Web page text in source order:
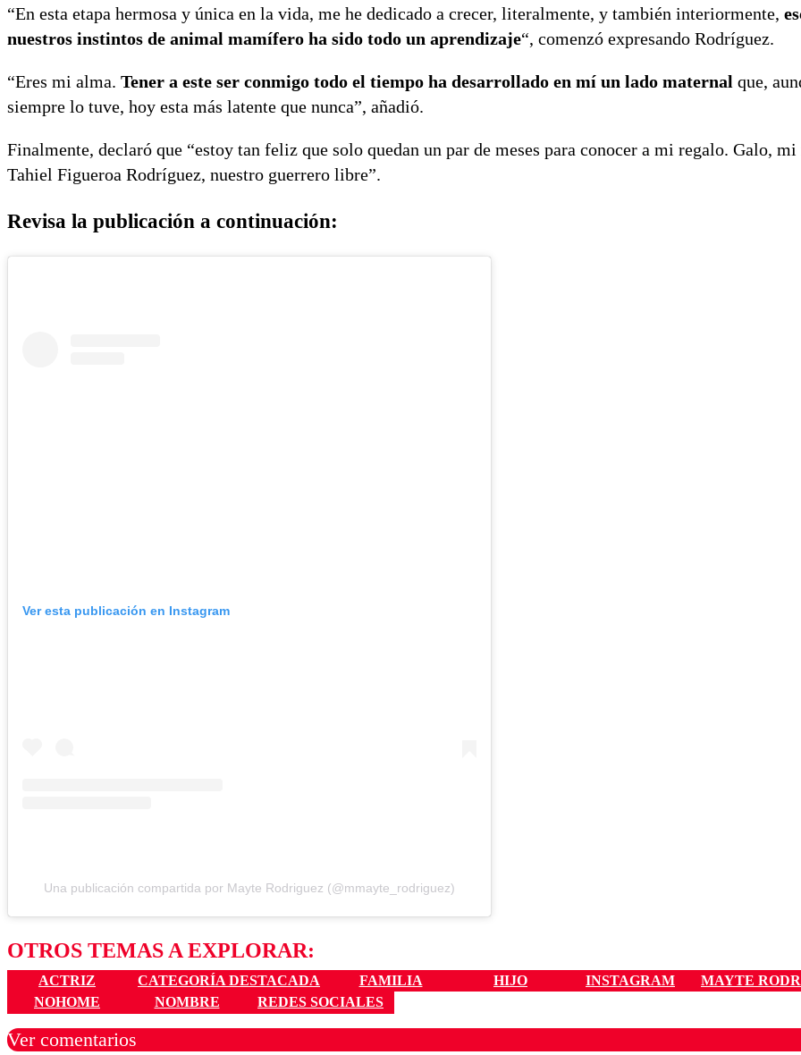
“En esta etapa hermosa y única en la vida, me he dedicado a crecer, literalmente, y también interiormente,
nuestros instintos de animal mamífero ha sido todo un aprendizaje“, comenzó expresando Rodríguez.
“Eres mi alma. Tener a este ser conmigo todo el tiempo ha desarrollado en mí un lado maternal que,
siempre lo tuve, hoy esta más latente que nunca”, añadió.
Finalmente, declaró que “estoy tan feliz que solo quedan un par de meses para conocer a mi regalo. Galo,
Tahiel Figueroa Rodríguez, nuestro guerrero libre”.
Revisa la publicación a continuación:
Ver esta publicación en Instagram
Una publicación compartida por Mayte Rodriguez (@mmayte_rodriguez)
OTROS TEMAS A EXPLORAR:
ACTRIZ CATEGORÍA DESTACADA FAMILIA HIJO INSTAGRAM
MAYTE
NOHOME
NOMBRE REDES SOCIALES
Ver comentarios